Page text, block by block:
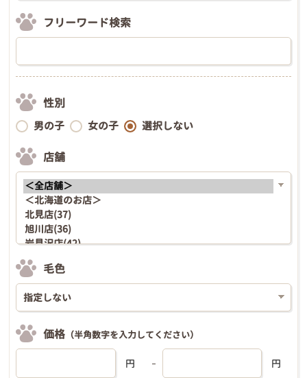
フリーワード検索
性別
男の子 女の子 選択しない
店舗
毛色
価格 （半角数字を入力してください）
円 円